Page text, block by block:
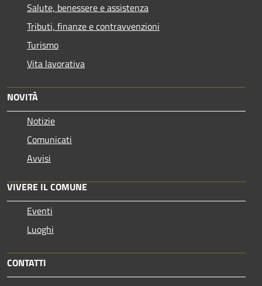
Salute, benessere e assistenza
Tributi, finanze e contravvenzioni
Turismo
Vita lavorativa
NOVITÀ
Notizie
Comunicati
Avvisi
VIVERE IL COMUNE
Eventi
Luoghi
CONTATTI